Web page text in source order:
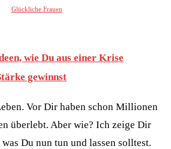
Glückliche Frauen
wie Du aus einer Krise
gewinnst
Vor Dir haben schon Millionen
überlebt. Aber wie? Ich zeige Dir
Du nun tun und lassen solltest.